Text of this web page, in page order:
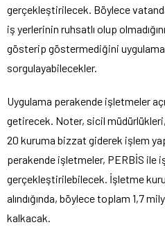
gerçekleştirilecek. Böylece
iş yerlerinin ruhsatlı olup
gösterip göstermediğini uygulama
sorgulayabilecekler.
Uygulama perakende işletmeler
getirecek. Noter, sicil
20 kuruma bizzat giderek işlem
perakende işletmeler, PERBİS ile
gerçekleştirilebilecek. İşletme
alındığında, böylece toplam 1,7
kalkacak.